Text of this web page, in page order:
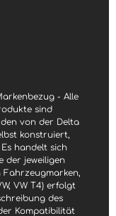
- Alle
sind
von der Delta
konstruiert,
handelt sich
der jeweiligen
Fahrzeugmarken,
VW T4) erfolgt
des
Kompatibilität